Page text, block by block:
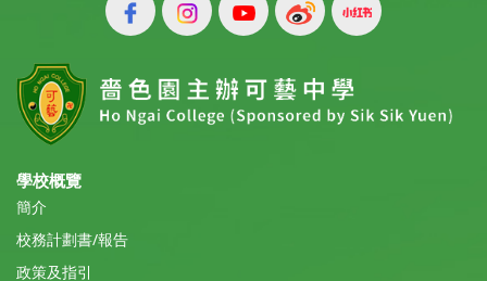
學校概覽
簡介
校務計劃書/報告
政策及指引